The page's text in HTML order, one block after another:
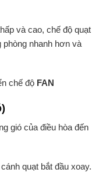
và cao, chế độ quạt
phòng nhanh hơn và
chế độ FAN
gió của điều hòa đến
quạt bắt đầu xoay.